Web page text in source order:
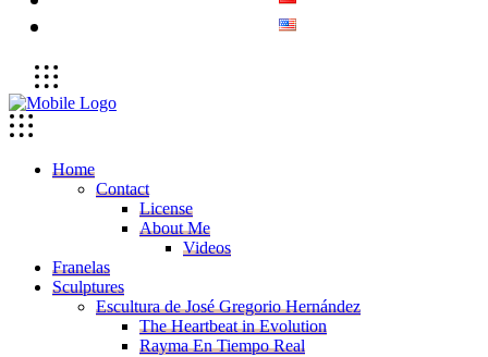
Home
Contact
License
About Me
Videos
Franelas
Sculptures
Escultura de José Gregorio Hernández
The Heartbeat in Evolution
Rayma En Tiempo Real